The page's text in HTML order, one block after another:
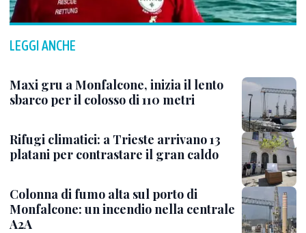
LEGGI ANCHE
Maxi gru a Monfalcone, inizia il lento
sbarco per il colosso di 110 metri
Rifugi climatici: a Trieste arrivano 13
platani per contrastare il gran caldo
Colonna di fumo alta sul porto di
Monfalcone: un incendio nella centrale
A2A